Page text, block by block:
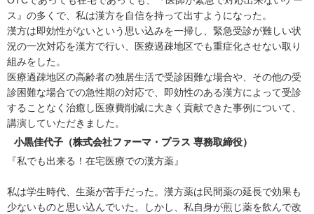
ス』の多くで、私は漢方を自信を持って出すようになった。
漢方は即効性がないという思い込みを一掃し、緊急受診が難しい状
況の一次対応を漢方で行い、医療過疎地区でも重症化させない取り
組みをした。
医療過疎地区の高齢者の独居生活で受診困難な場合や、その他の受
診困難な場合での急性期の対応で、即効性のある漢方によって受診
することなく治癒し医療費削減に大きく貢献できた事例について、
講演していただきました。
小黒佳代子（株式会社ファーマ・プラス 専務取締役）
『私でも出来る！在宅医療での漢方薬』
私は学生時代、生薬が苦手だった。漢方薬は民間薬の延長で効果も
少ないものと思い込んでいた。しかし、私自身が煎じ薬を飲んで改